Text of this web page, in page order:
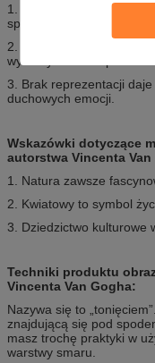
1. Niezwykle malownicze
sprzedawane na różnych
2. Tytuł dodaje jasny
wykorzystana do
3. Brak reprezentacji
duchowych emocji.
Wskazówki dotyczące
autorstwa Vincenta Van
1. Natura zawsze
2. Kwiatowy to symbol
3. Dziedzictwo kulturowe
Techniki produktu
Vincenta Van Gogha:
Nazywa się to
znajdującą się pod
masz trochę praktyki w
warstwy smaru.